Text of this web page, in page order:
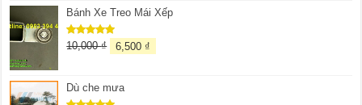
Bánh Xe Treo Mái Xếp
Được xếp
5.00
10,000₫ 6,500 ₫
Dù che mưa